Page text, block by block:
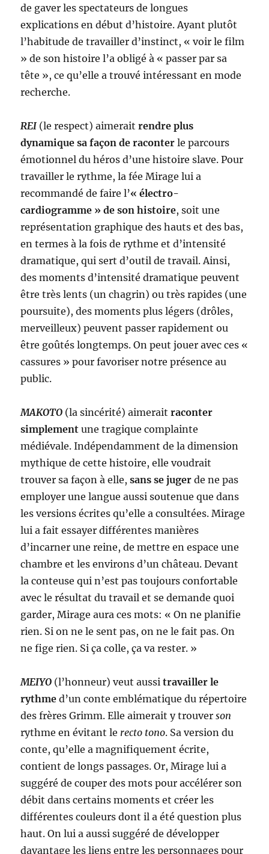
de gaver les spectateurs de longues
explications en début d’histoire. Ayant plutôt
l’habitude de travailler d’instinct, « voir le film
» de son histoire l’a obligé à « passer par sa
tête », ce qu’elle a trouvé intéressant en mode
recherche.
REI(le respect) aimeraitrendre plus
dynamique sa façon de raconter le parcours
émotionnel du héros d’une histoire slave. Pour
travailler le rythme, la fée Mirage lui a
recommandé de faire l’« électro-
cardiogramme » de son histoire, soit une
représentation graphique des hauts et des bas,
en termes à la fois de rythme et d’intensité
dramatique, qui sert d’outil de travail. Ainsi,
des moments d’intensité dramatique peuvent
être très lents (un chagrin) ou très rapides (une
poursuite), des moments plus légers (drôles,
merveilleux) peuvent passer rapidement ou
être goûtés longtemps. On peut jouer avec ces «
cassures » pour favoriser notre présence au
public.
MAKOTO (la sincérité) aimeraitraconter
simplement une tragique complainte
médiévale. Indépendamment de la dimension
mythique de cette histoire, elle voudrait
trouver sa façon à elle,sans se jugerde ne pas
employer une langue aussi soutenue que dans
les versions écrites qu’elle a consultées. Mirage
lui a fait essayer différentes manières
d’incarner une reine, de mettre en espace une
chambre et les environs d’un château. Devant
la conteuse qui n’est pas toujours confortable
avec le résultat du travail et se demande quoi
garder, Mirage aura ces mots: « On ne planifie
rien. Si on ne le sent pas, on ne le fait pas. On
ne fige rien. Si ça colle, ça va rester. »
MEIYO (l’honneur) veut aussitravailler le
rythmed’un conte emblématique du répertoire
des frères Grimm. Elle aimerait y trouverson
rythme en évitant le recto tono. Sa version du
conte, qu’elle a magnifiquement écrite,
contient de longs passages. Or, Mirage lui a
suggéré de couper des mots pour accélérer son
débit dans certains moments et créer les
différentes couleurs dont il a été question plus
haut. On lui a aussi suggéré de développer
davantage les liens entre les personnages pour